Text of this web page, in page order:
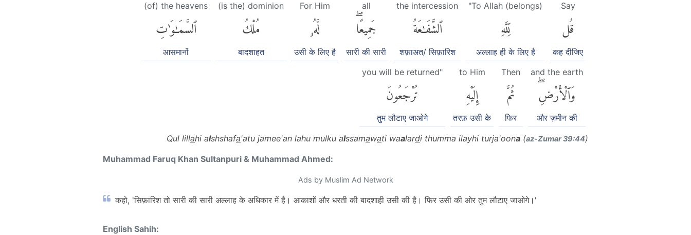
Say
قُل
कह दीजिए
"To Allah (belongs)
لِّلَّهِ
अल्लाह ही के लिए है
the intercession
ٱلشَّفَٰعَةُ
शफ़ाअत/ सिफ़ारिश
all
جَمِيعًاۖ
सारी की सारी
For Him
لَّهُۥ
उसी के लिए है
(is the) dominion
مُلْكُ
बादशाहत
(of) the heavens
ٱلسَّمَٰوَٰتِ
आसमानों
and the earth
وَٱلْأَرْضِۖ
और ज़मीन की
Then
ثُمَّ
फिर
to Him
إِلَيْهِ
तरफ़ उसी के
you will be returned"
تُرْجَعُونَ
तुम लौटाए जाओगे
Qul lillahi alshshafa'atu jamee'an lahu mulku alssamawati waalardi thumma ilayhi turja'oona (az-Zumar 39:44)
Muhammad Faruq Khan Sultanpuri & Muhammad Ahmed:
Ads by Muslim Ad Network
कहो, 'सिफ़ारिश तो सारी की सारी अल्लाह के अधिकार में है। आकाशों और धरती की बादशाही उसी की है। फिर उसी की ओर तुम लौटाए जाओगे।'
English Sahih: